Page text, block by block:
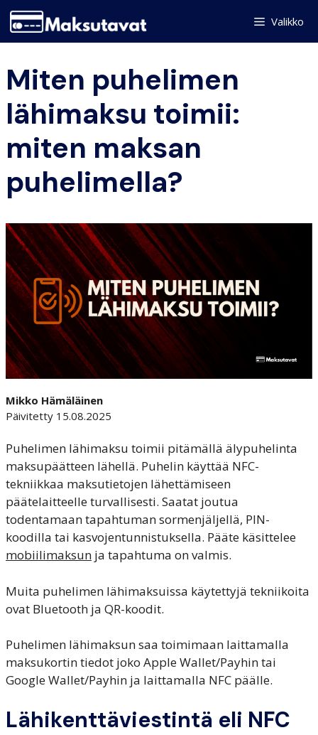
Skip
content
Valikko
Miten puhelimen
lähimaksu toimii:
miten maksan
puhelimella?
Mikko Hämäläinen
Päivitetty 15.08.2025
Puhelimen lähimaksu toimii pitämällä älypuhelinta
maksupäätteen lähellä. Puhelin käyttää NFC-
tekniikkaa maksutietojen lähettämiseen
päätelaitteelle turvallisesti. Saatat joutua
todentamaan tapahtuman sormenjäljellä, PIN-
koodilla tai kasvojentunnistuksella. Pääte käsittelee
mobiilimaksun ja tapahtuma on valmis.
Muita puhelimen lähimaksuissa käytettyjä tekniikoita
ovat Bluetooth ja QR-koodit.
Puhelimen lähimaksun saa toimimaan laittamalla
maksukortin tiedot joko Apple Wallet/Payhin tai
Google Wallet/Payhin ja laittamalla NFC päälle.
Lähikenttäviestintä eli NFC